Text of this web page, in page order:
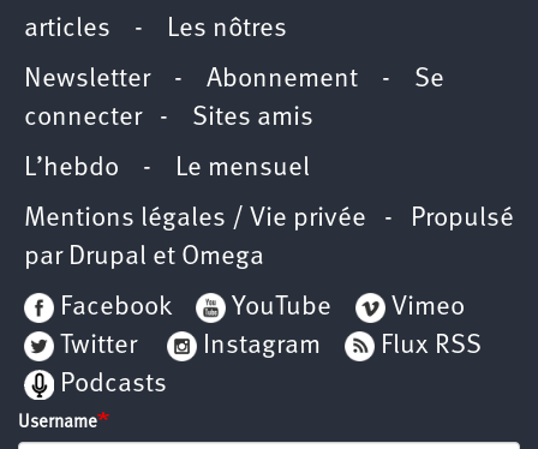
articles - Les nôtres
Newsletter- Abonnement - Se
connecter- Sites amis
L’hebdo - Le mensuel
Mentions légales / Vie privée - Propulsé
par Drupal et Omega
Facebook
YouTube
Vimeo
Twitter
Instagram
Flux RSS
Podcasts
Username